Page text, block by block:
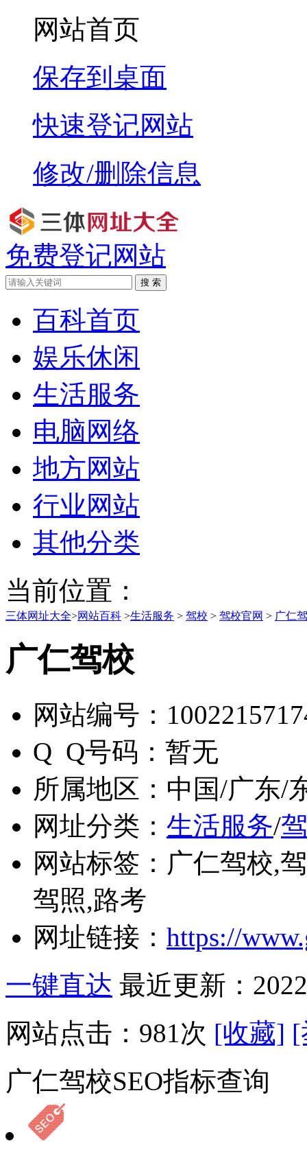
网站首页
保存到桌面
快速登记网站
修改/删除信息
免费登记网站
搜 索
百科首页
娱乐休闲
生活服务
电脑网络
地方网站
行业网站
其他分类
当前位置：
三体网址大全>网站百科 >生活服务 > 驾校 > 驾校官网 > 广仁
广仁驾校
网站编号：
Q Q号码： 暂无
所属地区： 中国/广东/
网址分类： 生活服务/
网站标签： 广仁驾校,
驾照,路考
网址链接： https://
一键直达 最近更新：
网站点击： 981次 [收藏] [
广仁驾校SEO指标查询